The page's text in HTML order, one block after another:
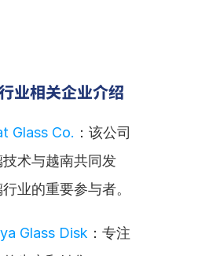
业相关企业介绍
Glass Co. ：该公司
术与越南共同发
业的重要参与者。
Glass Disk ：专注